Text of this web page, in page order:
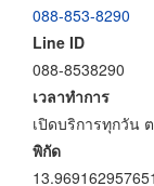
088-853-8290
Line ID
088-8538290
เวลาทำการ
เปิดบริการทุกวัน
พิกัด